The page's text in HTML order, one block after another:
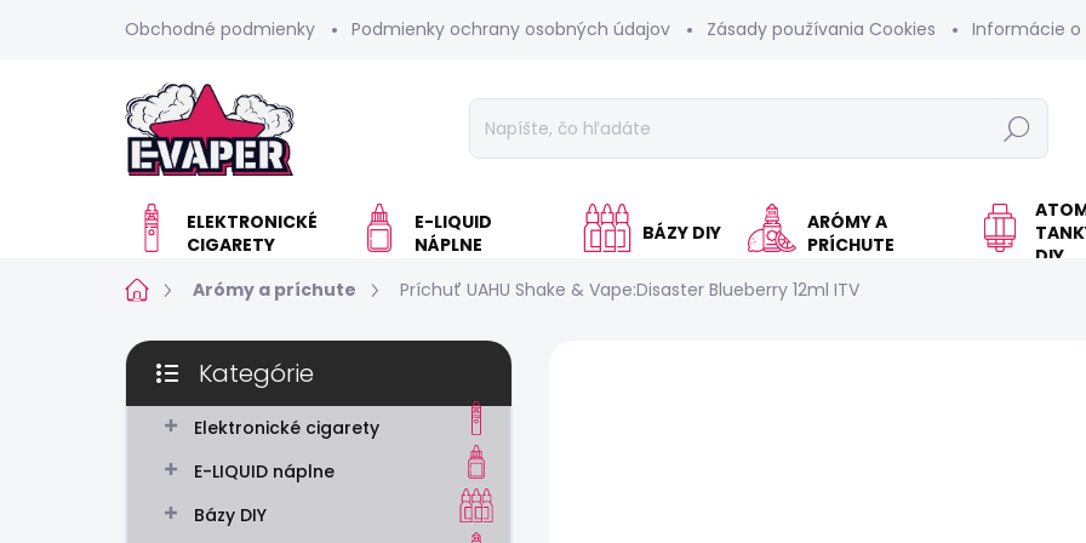
Obchodné podmienky Podmienky ochrany osobných údajov Zásady používania Cookies Informácie o
Hľadať
ELEKTRONICKÉ
CIGARETY
E-LIQUID
NÁPLNE
BÁZY DIY
ARÓMY A
PRÍCHUTE
DIY
DomovArómy a príchute Príchuť UAHU Shake & Vape:Disaster Blueberry 12ml ITV
B
č
Preskočiť
kategórie
Kategórie
Elektronické cigarety
E-LIQUID náplne
Bázy DIY